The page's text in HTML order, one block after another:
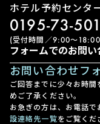
ホテル予約センタ
0195-73-
(受付時間／9:00〜
フォームでのお問い
お問い合わせフ
ご回答までに少々お時
めご了承ください。
お急ぎの方は、お電話
設連絡先一覧をご覧くだ